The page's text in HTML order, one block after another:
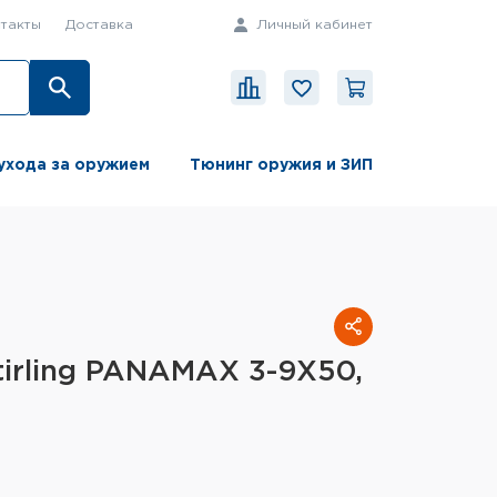
Доставка Личный кабинет
за оружием Тюнинг оружия и ЗИП
PANAMAX 3-9X50,